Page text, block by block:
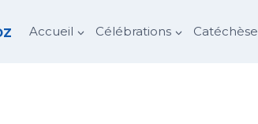
Accueil Célébrations Catéchèse